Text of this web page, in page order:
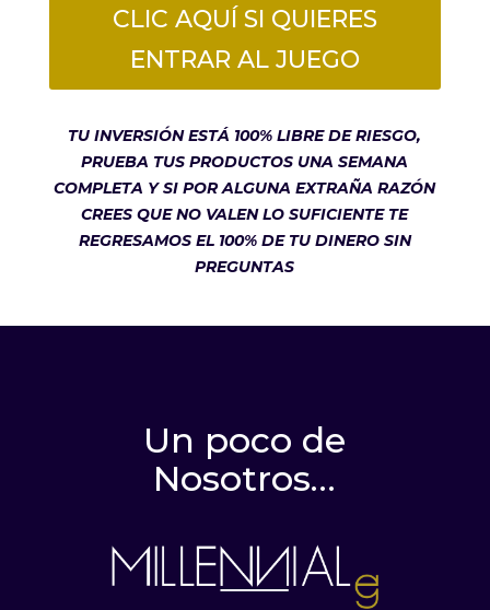
CLIC AQUÍ SI QUIERES
ENTRAR AL JUEGO
TU INVERSIÓN ESTÁ 100% LIBRE DE RIESGO,
PRUEBA TUS PRODUCTOS UNA SEMANA
COMPLETA Y SI POR ALGUNA EXTRAÑA RAZÓN
CREES QUE NO VALEN LO SUFICIENTE TE
REGRESAMOS EL 100% DE TU DINERO SIN
PREGUNTAS
Un poco de
Nosotros…